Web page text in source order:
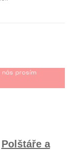
nás prosím
Polštáře a